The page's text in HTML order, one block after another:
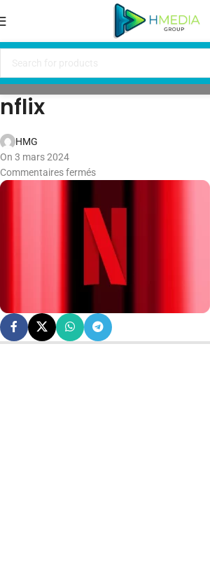
nflix
HMG
On 3 mars 2024
Commentaires fermés